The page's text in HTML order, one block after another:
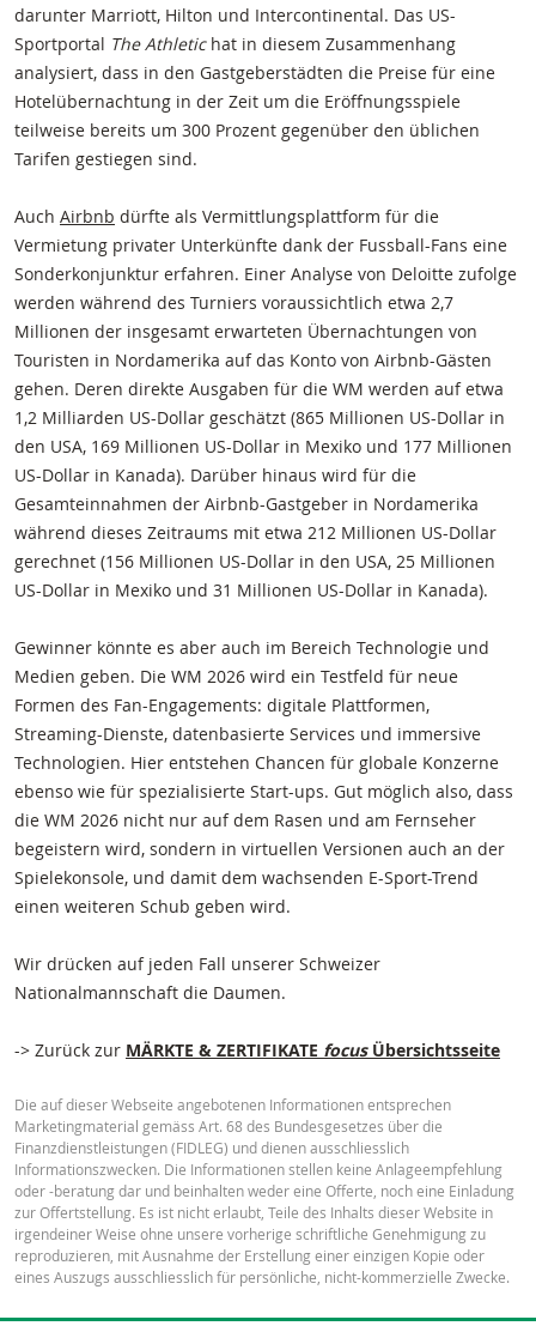
darunter Marriott, Hilton und Intercontinental. Das US-
Sportportal The Athletichat in diesem Zusammenhang
analysiert, dass in den Gastgeberstädten die Preise für eine
Hotelübernachtung in der Zeit um die Eröffnungsspiele
teilweise bereits um 300 Prozent gegenüber den üblichen
Tarifen gestiegen sind.
Auch Airbnb dürfte als Vermittlungsplattform für die
Vermietung privater Unterkünfte dank der Fussball-Fans eine
Sonderkonjunktur erfahren. Einer Analyse von Deloitte zufolge
werden während des Turniers voraussichtlich etwa 2,7
Millionen der insgesamt erwarteten Übernachtungen von
Touristen in Nordamerika auf das Konto von Airbnb-Gästen
gehen. Deren direkte Ausgaben für die WM werden auf etwa
1,2 Milliarden US-Dollar geschätzt (865 Millionen US-Dollar in
den USA, 169 Millionen US-Dollar in Mexiko und 177 Millionen
US-Dollar in Kanada). Darüber hinaus wird für die
Gesamteinnahmen der Airbnb-Gastgeber in Nordamerika
während dieses Zeitraums mit etwa 212 Millionen US-Dollar
gerechnet (156 Millionen US-Dollar in den USA, 25 Millionen
US-Dollar in Mexiko und 31 Millionen US-Dollar in Kanada).
Gewinner könnte es aber auch im Bereich Technologie und
Medien geben. Die WM 2026 wird ein Testfeld für neue
Formen des Fan-Engagements: digitale Plattformen,
Streaming-Dienste, datenbasierte Services und immersive
Technologien. Hier entstehen Chancen für globale Konzerne
ebenso wie für spezialisierte Start-ups. Gut möglich also, dass
die WM 2026 nicht nur auf dem Rasen und am Fernseher
begeistern wird, sondern in virtuellen Versionen auch an der
Spielekonsole, und damit dem wachsenden E-Sport-Trend
einen weiteren Schub geben wird.
Wir drücken auf jeden Fall unserer Schweizer
Nationalmannschaft die Daumen.
-> Zurück zur MÄRKTE & ZERTIFIKATE focusÜbersichtsseite
Die auf dieser Webseite angebotenen Informationen entsprechen
Marketingmaterial gemäss Art. 68 des Bundesgesetzes über die
Finanzdienstleistungen (FIDLEG) und dienen ausschliesslich
Informationszwecken. Die Informationen stellen keine Anlageempfehlung
oder -beratung dar und beinhalten weder eine Offerte, noch eine Einladung
zur Offertstellung. Es ist nicht erlaubt, Teile des Inhalts dieser Website in
irgendeiner Weise ohne unsere vorherige schriftliche Genehmigung zu
reproduzieren, mit Ausnahme der Erstellung einer einzigen Kopie oder
eines Auszugs ausschliesslich für persönliche, nicht-kommerzielle Zwecke.